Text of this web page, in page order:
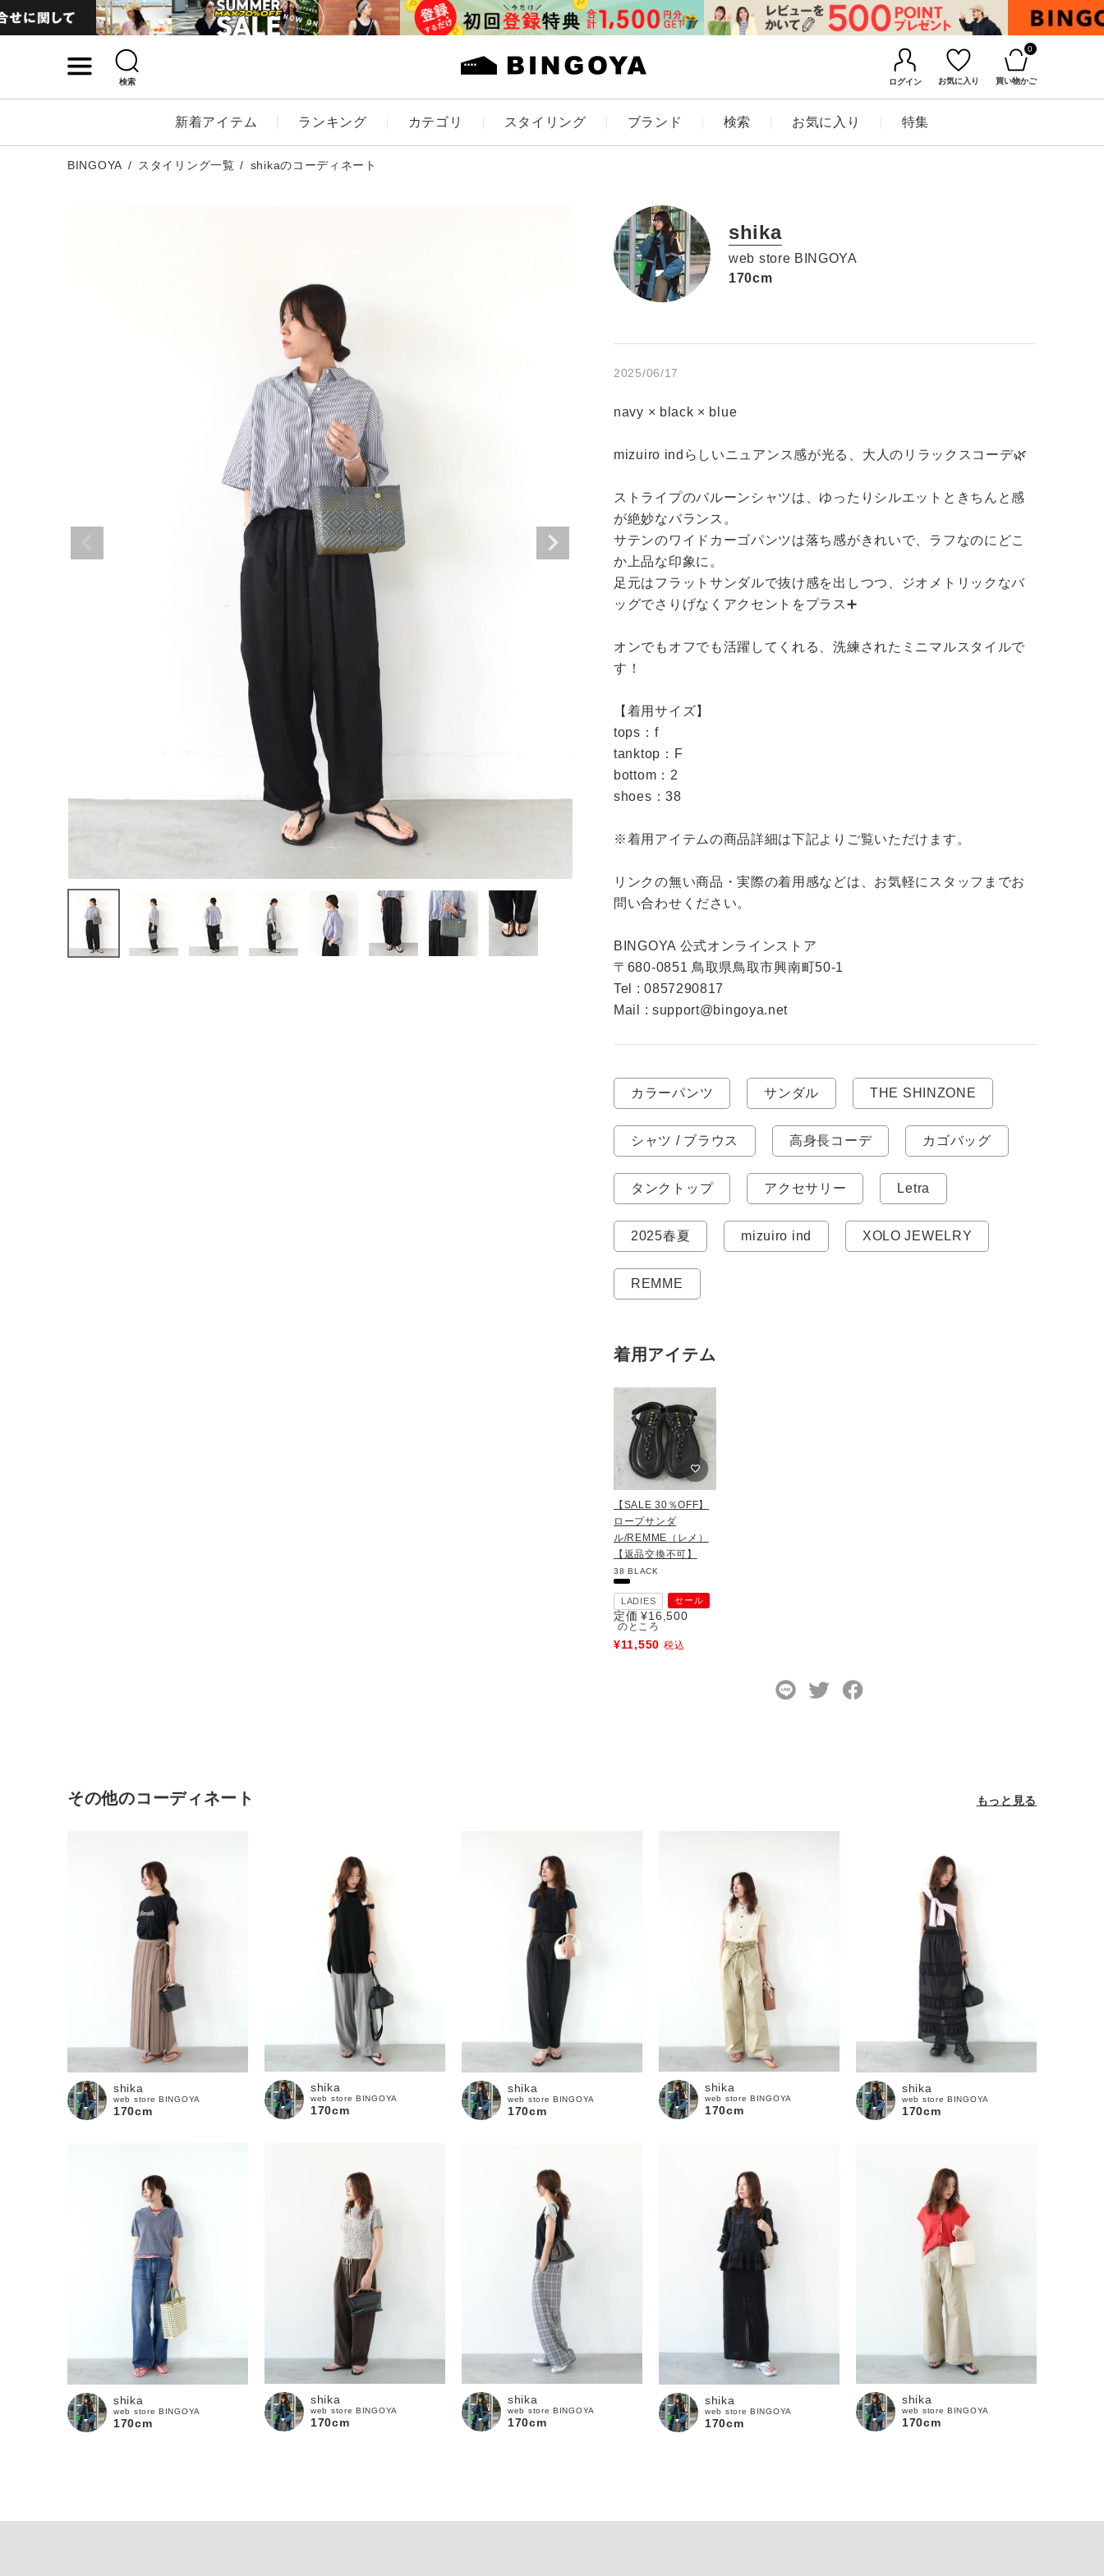
検索 ログイン お気に入り
0
買い物かご
新着アイテム ランキング カテゴリ スタイリング ブランド 検索 お気に入り 特集
様
ログイン / マイページ
お気に入りアイテム
アイテムを探す
WEB限定アイテムを探す
履き比べ可能商品から探す
会社概要
キーワード
LADIES
サイズ
ブランド
～
在庫あり 在庫なし含む
この条件で絞り込む
BINGOYA スタイリング一覧 shikaのコーディネート
shika
web store BINGOYA
170cm
2025/06/17
navy × black × blue
mizuiro indらしいニュアンス感が光る、大人のリラックスコーデ🌿
ストライプのバルーンシャツは、ゆったりシルエットときちんと感
が絶妙なバランス。
サテンのワイドカーゴパンツは落ち感がきれいで、ラフなのにどこ
か上品な印象に。
足元はフラットサンダルで抜け感を出しつつ、ジオメトリックなバ
ッグでさりげなくアクセントをプラス➕
オンでもオフでも活躍してくれる、洗練されたミニマルスタイルで
す！
【着用サイズ】
tops：f
tanktop：F
bottom：2
shoes：38
※着用アイテムの商品詳細は下記よりご覧いただけます。
リンクの無い商品・実際の着用感などは、お気軽にスタッフまでお
問い合わせください。
BINGOYA 公式オンラインストア
〒680-0851 鳥取県鳥取市興南町50-1
Tel : 0857290817
Mail : support@bingoya.net
カラーパンツ サンダル THE SHINZONE
シャツ / ブラウス 高身長コーデ カゴバッグ
タンクトップ アクセサリー Letra
2025春夏 mizuiro ind XOLO JEWELRY
REMME
着用アイテム
【SALE 30％OFF】
ロープサンダ
ル/REMME（レメ）
【返品交換不可】
38 BLACK
LADIES セール
定価 ¥16,500
のところ
¥11,550 税込
その他のコーディネート
shika
web store BINGOYA
170cm
shika
web store BINGOYA
170cm
shika
web store BINGOYA
170cm
shika
web store BINGOYA
170cm
shika
web store BINGOYA
170cm
shika
web store BINGOYA
170cm
shika
web store BINGOYA
170cm
shika
web store BINGOYA
170cm
shika
web store BINGOYA
170cm
shika
web store BINGOYA
170cm
もっと見る